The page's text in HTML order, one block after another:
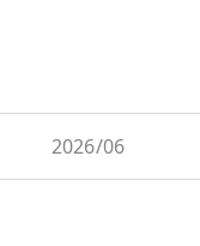
2026/06